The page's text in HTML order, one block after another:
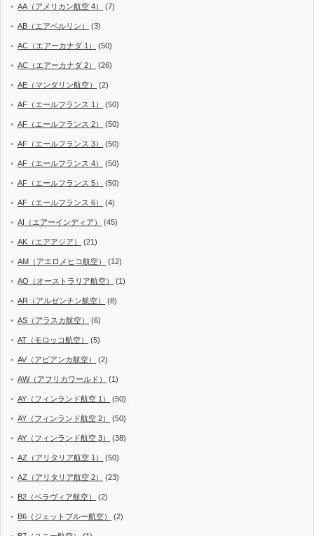
AA（アメリカン航空 4） (7)
AB（エアベルリン） (3)
AC（エアーカナダ 1） (50)
AC（エアーカナダ 2） (26)
AE（マンダリン航空） (2)
AF（エールフランス 1） (50)
AF（エールフランス 2） (50)
AF（エールフランス 3） (50)
AF（エールフランス 4） (50)
AF（エールフランス 5） (50)
AF（エールフランス 6） (4)
AI（エアーインディア） (45)
AK（エアアジア） (21)
AM（アエロメヒコ航空） (12)
AO（オーストラリア航空） (1)
AR（アルゼンチン航空） (8)
AS（アラスカ航空） (6)
AT（モロッコ航空） (5)
AV（アビアンカ航空） (2)
AW（アフリカワールド） (1)
AY（フィンランド航空 1） (50)
AY（フィンランド航空 2） (50)
AY（フィンランド航空 3） (38)
AZ（アリタリア航空 1） (50)
AZ（アリタリア航空 2） (23)
B2（ベラヴィア航空） (2)
B6（ジェットブルー航空） (2)